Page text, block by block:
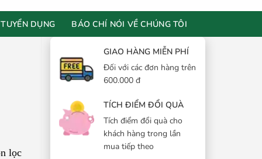
TUYỂN DỤNG BÁO CHÍ NÓI VỀ CHÚNG TÔI
GIAO HÀNG MIỄN PHÍ
Đối với các đơn hàng trên
600.000 đ
TÍCH ĐIỂM ĐỔI QUÀ
Tích điểm đổi quà cho
khách hàng trong lần
mua tiếp theo
lọc